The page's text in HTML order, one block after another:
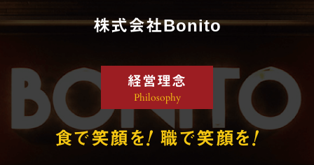
株式会社Bonito
経営理念
Philosophy
食で笑顔を! 職で笑顔を!